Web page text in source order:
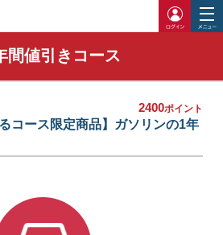
ログイ
間値引きコース
2400ポイント
コース限定商品】ガソリンの1年